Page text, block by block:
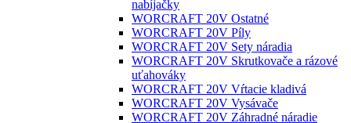
nabíjačky
WORCRAFT 20V Ostatné
WORCRAFT 20V Píly
WORCRAFT 20V Sety náradia
WORCRAFT 20V Skrutkovače a rázové
uťahováky
WORCRAFT 20V Vŕtacie kladivá
WORCRAFT 20V Vysávače
WORCRAFT 20V Záhradné náradie